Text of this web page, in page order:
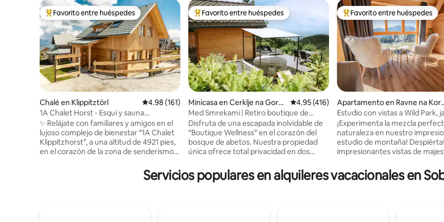
Favorito entre huéspedes preferido
Favorito entre huéspedes
Chalé en Klippitztörl Calificación promedio: 4.98 de 5, 161 reseñas
4.98 (161)
1A Chalet Horst - Esquí y sauna
panorámica
✨ Relájate con familiares y amigos en el
lujoso complejo de bienestar “1A Chalet
Klippitzhorst”, a una altitud de 4921 pies,
en el corazón de la zona de senderismo y
destacado es la sauna panorámica
acristalada con vistas impresionantes. ☀️
Favorito entre huéspedes preferido
Favorito entre huéspedes
Minicasa en Cerklje na Gore
njskem
Calificación promedio: 4.95 de 5, 416 reseñas
4.95 (416)
Med Smrekami | Retiro boutique de
bienestar y spa
Disfruta de una escapada inolvidable de
“Boutique Wellness” en el corazón del
bosque de abetos. Nuestra propiedad
única ofrece total privacidad en dos
de madera con vistas panorámicas, un
sillón de masaje de alta gama y un
Favorito entre huéspedes
Favorito entre huéspedes
Apartamento en Ravne na
kem
Estudio con vistas a Wild Park,
sauna
¡Experimenta la mezcla
naturaleza en nuestro
estudio de montaña!
impresionantes vistas de
naturaleza virgen. Rejuvenece
nuestra sauna de infrarrojos
chapuzón en la piscina y de la
Servicios populares en alquileres vacacionales en